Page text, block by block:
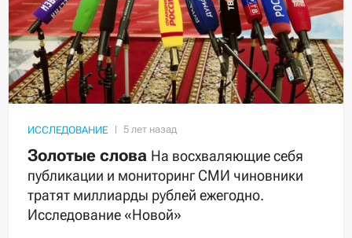
ИССЛЕДОВАНИЕ
Золотые слова На восхваляющие себя
публикации и мониторинг СМИ чиновники
тратят миллиарды рублей ежегодно.
Исследование «Новой»